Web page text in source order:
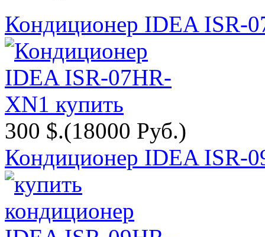
Кондиционер IDEA ISR-
300 $.(18000 Руб.)
Кондиционер IDEA ISR-